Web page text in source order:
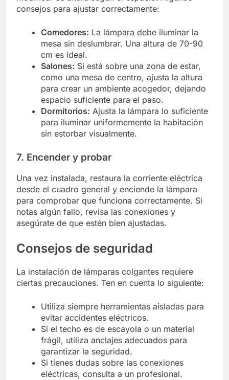
consejos para ajustar correctamente:
Comedores: La lámpara debe iluminar la
mesa sin deslumbrar. Una altura de 70-90
cm es ideal.
Salones: Si está sobre una zona de estar,
como una mesa de centro, ajusta la altura
para crear un ambiente acogedor, dejando
espacio suficiente para el paso.
Dormitorios: Ajusta la lámpara lo suficiente
para iluminar uniformemente la habitación
sin estorbar visualmente.
7. Encender y probar
Una vez instalada, restaura la corriente eléctrica
desde el cuadro general y enciende la lámpara
para comprobar que funciona correctamente. Si
notas algún fallo, revisa las conexiones y
asegúrate de que estén bien ajustadas.
Consejos de seguridad
La instalación de lámparas colgantes requiere
ciertas precauciones. Ten en cuenta lo siguiente:
Utiliza siempre herramientas aisladas para
evitar accidentes eléctricos.
Si el techo es de escayola o un material
frágil, utiliza anclajes adecuados para
garantizar la seguridad.
Si tienes dudas sobre las conexiones
eléctricas, consulta a un profesional.